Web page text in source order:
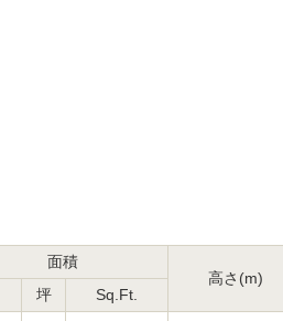
面積
高さ(m)
坪
Sq.Ft.